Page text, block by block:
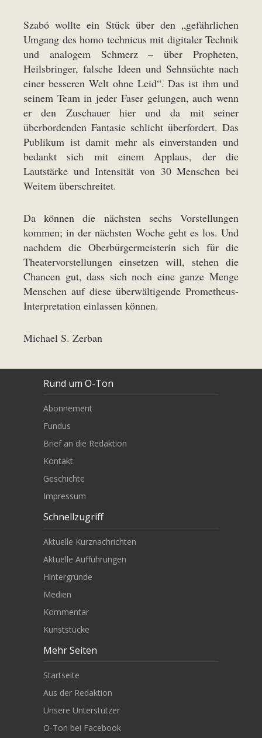
Szabó wollte ein Stück über den „gefährlichen
Umgang des homo technicus mit digitaler Technik
und analogem Schmerz – über Propheten,
Heilsbringer, falsche Ideen und Sehnsüchte nach
einer besseren Welt ohne Leid“. Das ist ihm und
seinem Team in jeder Faser gelungen, auch wenn
er den Zuschauer hier und da mit seiner
überbordenden Fantasie schlicht überfordert. Das
Publikum ist damit mehr als einverstanden und
bedankt sich mit einem Applaus, der die
Lautstärke und Intensität von 30 Menschen bei
Weitem überschreitet.
Da können die nächsten sechs Vorstellungen
kommen; in der nächsten Woche geht es los. Und
nachdem die Oberbürgermeisterin sich für die
Theatervorstellungen einsetzen will, stehen die
Chancen gut, dass sich noch eine ganze Menge
Menschen auf diese überwältigende Prometheus-
Interpretation einlassen können.
Michael S. Zerban
Rund um O-Ton
Abonnement
Fundus
Brief an die Redaktion
Kontakt
Geschichte
Impressum
Schnellzugriff
Aktuelle Kurznachrichten
Aktuelle Aufführungen
Hintergründe
Medien
Kommentar
Kunststücke
Mehr Seiten
Startseite
Aus der Redaktion
Unsere Unterstützer
O-Ton bei Facebook